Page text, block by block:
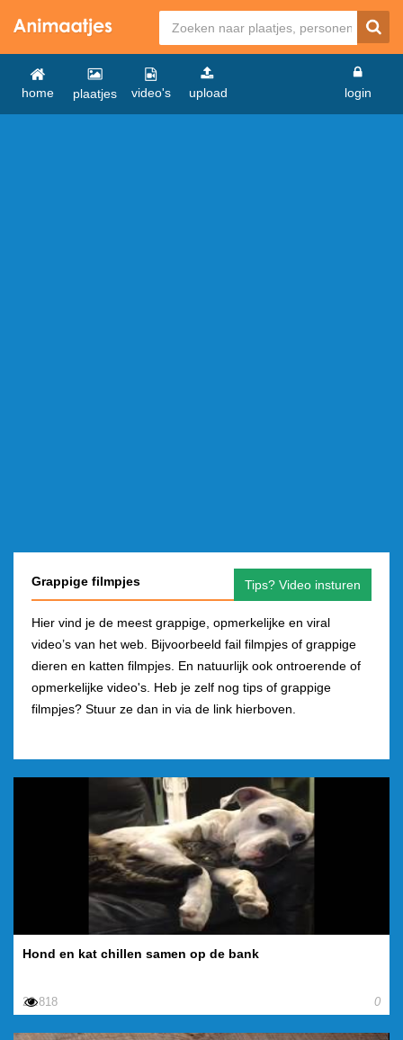
home plaatjes video's upload login
Grappige filmpjes Tips? Video insturen
Hier vind je de meest grappige, opmerkelijke en viral
video’s van het web. Bijvoorbeeld fail filmpjes of grappige
dieren en katten filmpjes. En natuurlijk ook ontroerende of
opmerkelijke video's. Heb je zelf nog tips of grappige
filmpjes? Stuur ze dan in via de link hierboven.
Hond en kat chillen samen op de bank
20.818 0